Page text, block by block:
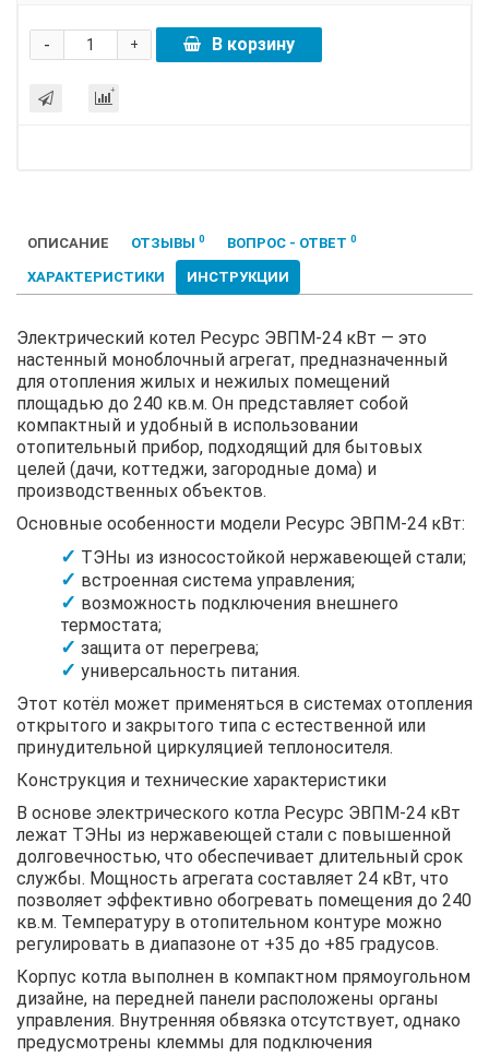
+
- В корзину
ОПИСАНИЕ ОТЗЫВЫ 0 ВОПРОС - ОТВЕТ 0
ХАРАКТЕРИСТИКИ ИНСТРУКЦИИ
Электрический котел Ресурс ЭВПМ-24 кВт — это
настенный моноблочный агрегат, предназначенный
для отопления жилых и нежилых помещений
площадью до 240 кв.м. Он представляет собой
компактный и удобный в использовании
отопительный прибор, подходящий для бытовых
целей (дачи, коттеджи, загородные дома) и
производственных объектов.
Основные особенности модели Ресурс ЭВПМ-24 кВт:
ТЭНы из износостойкой нержавеющей стали;
встроенная система управления;
возможность подключения внешнего
термостата;
защита от перегрева;
универсальность питания.
Этот котёл может применяться в системах отопления
открытого и закрытого типа с естественной или
принудительной циркуляцией теплоносителя.
Конструкция и технические характеристики
В основе электрического котла Ресурс ЭВПМ-24 кВт
лежат ТЭНы из нержавеющей стали с повышенной
долговечностью, что обеспечивает длительный срок
службы. Мощность агрегата составляет 24 кВт, что
позволяет эффективно обогревать помещения до 240
кв.м. Температуру в отопительном контуре можно
регулировать в диапазоне от +35 до +85 градусов.
Корпус котла выполнен в компактном прямоугольном
дизайне, на передней панели расположены органы
управления. Внутренняя обвязка отсутствует, однако
предусмотрены клеммы для подключения